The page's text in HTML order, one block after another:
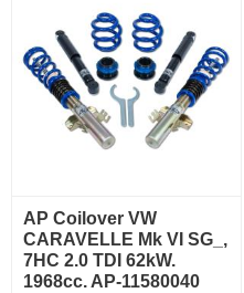
AP Coilover VW
CARAVELLE Mk VI SG_,
7HC 2.0 TDI 62kW.
1968cc. AP-11580040